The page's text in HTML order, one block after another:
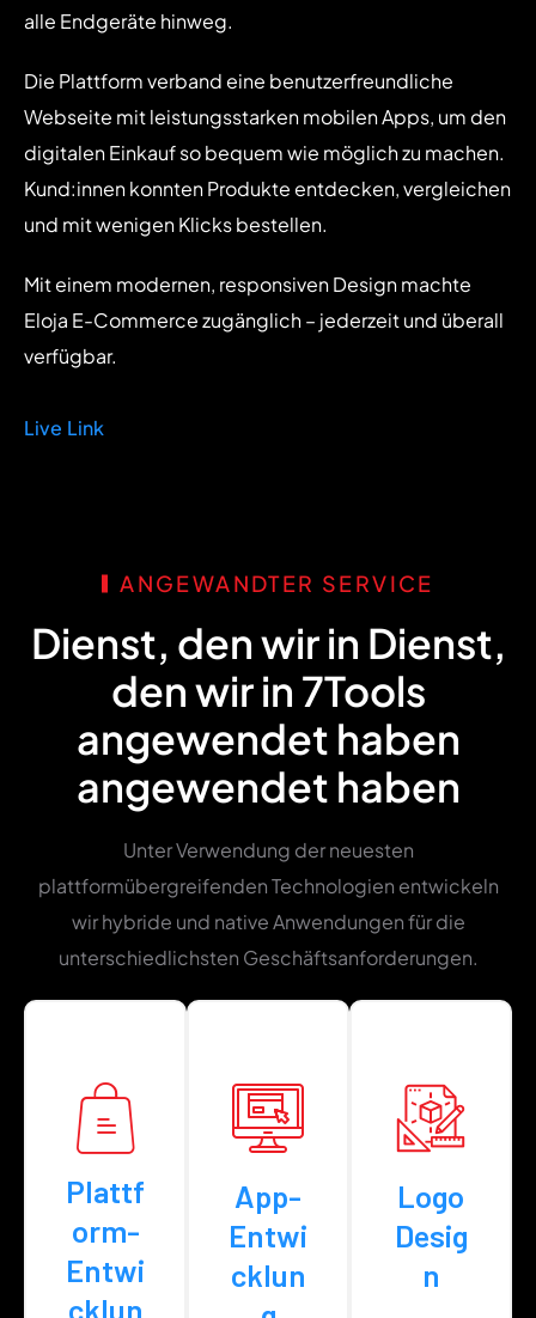
alle Endgeräte hinweg.
Die Plattform verband eine benutzerfreundliche
Webseite mit leistungsstarken mobilen Apps, um den
digitalen Einkauf so bequem wie möglich zu machen.
Kund:innen konnten Produkte entdecken, vergleichen
und mit wenigen Klicks bestellen.
Mit einem modernen, responsiven Design machte
Eloja E-Commerce zugänglich – jederzeit und überall
verfügbar.
Live Link
ANGEWANDTER SERVICE
Dienst, den wir in Dienst,
den wir in 7Tools
angewendet haben
angewendet haben
Unter Verwendung der neuesten
plattformübergreifenden Technologien entwickeln
wir hybride und native Anwendungen für die
unterschiedlichsten Geschäftsanforderungen.
Plattf
orm-
Entwi
cklun
App-
Entwi
cklun
Logo
Desig
n